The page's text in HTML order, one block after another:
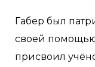
Габер был
своей помощью
присвоил